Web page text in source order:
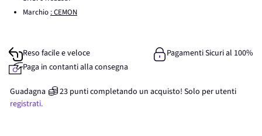
Marchio : CEMON
Reso facile e veloce
Pagamenti Sicuri al 100%
Paga in contanti alla consegna
Guadagna 23 punticompletando un acquisto! Solo per utenti
registrati.